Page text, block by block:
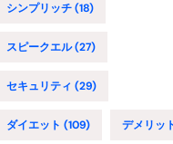
シンプリッチ(18)
スピークエル(27)
セキュリティ (29)
ダイエット (109) デメリッ